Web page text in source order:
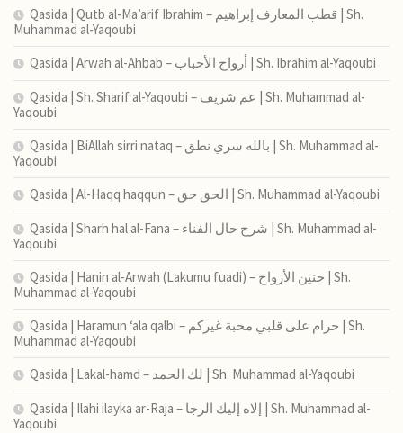
Qasida | Qutb al-Ma’arif Ibrahim – قطب المعارف إبراهيم | Sh.
Muhammad al-Yaqoubi
Qasida | Arwah al-Ahbab – أرواح الأحباب | Sh. Ibrahim al-Yaqoubi
Qasida | Sh. Sharif al-Yaqoubi – عم شريف | Sh. Muhammad al-
Yaqoubi
Qasida | BiAllah sirri nataq – بالله سري نطق | Sh. Muhammad al-
Yaqoubi
Qasida | Al-Haqq haqqun – الحق حق | Sh. Muhammad al-Yaqoubi
Qasida | Sharh hal al-Fana – شرح حال الفناء | Sh. Muhammad al-
Yaqoubi
Qasida | Hanin al-Arwah (Lakumu fuadi) – حنين الأرواح | Sh.
Muhammad al-Yaqoubi
Qasida | Haramun ‘ala qalbi – حرام على قلبي محبة غيركم | Sh.
Muhammad al-Yaqoubi
Qasida | Lakal-hamd – لك الحمد | Sh. Muhammad al-Yaqoubi
Qasida | Ilahi ilayka ar-Raja – إلاه إليك الرجا | Sh. Muhammad al-
Yaqoubi